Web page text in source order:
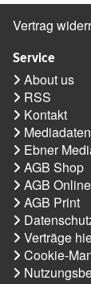
Vertrag
Service
About us
RSS
Kontakt
Mediadaten
Ebner
AGB Shop
AGB Online
AGB Print
Verträge
Cookie-